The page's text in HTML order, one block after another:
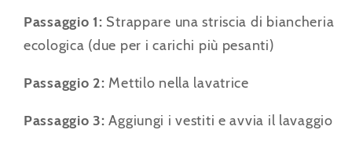
Passaggio 1: Strappare una striscia di biancheria
ecologica (due per i carichi più pesanti)
Passaggio 2: Mettilo nella lavatrice
Passaggio 3: Aggiungi i vestiti e avvia il lavaggio